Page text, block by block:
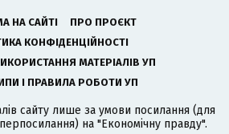
НА САЙТІ
ПРО ПРОЄКТ
КОНФІДЕНЦІЙНОСТІ
МАТЕРІАЛІВ УП
І ПРАВИЛА РОБОТИ УП
сайту лише за умови посилання (для
на "Економічну правду".